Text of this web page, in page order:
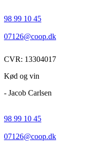
98 99 10 45
07126@coop.dk
CVR: 13304017
Kød og vin
- Jacob Carlsen
98 99 10 45
07126@coop.dk